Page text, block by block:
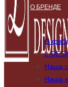
О БРЕНДЕ
О
L-
Наша
Наша